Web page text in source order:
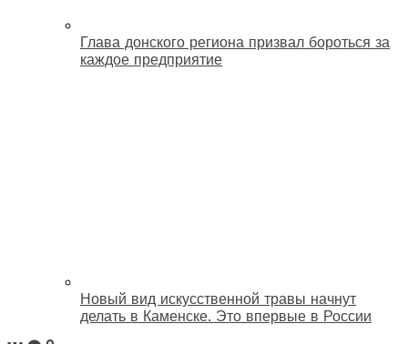
Глава донского региона призвал бороться за
каждое предприятие
Новый вид искусственной травы начнут
делать в Каменске. Это впервые в России